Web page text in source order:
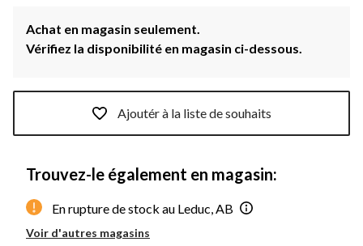
Achat en magasin seulement.
Vérifiez la disponibilité en magasin ci-dessous.
Ajoutér à la liste de souhaits
Trouvez-le également en magasin:
En rupture de stock au Leduc, AB
Voir d'autres magasins